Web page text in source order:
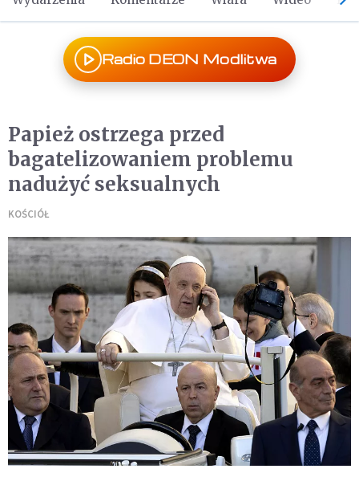
Radio DEON Modlitwa
Papież ostrzega przed
bagatelizowaniem problemu
nadużyć seksualnych
KOŚCIÓŁ